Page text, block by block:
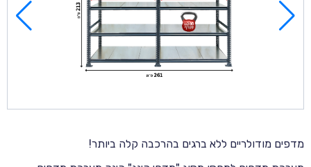
מדפים מודולריים ללא ברגים בהרכבה קלה ביותר!